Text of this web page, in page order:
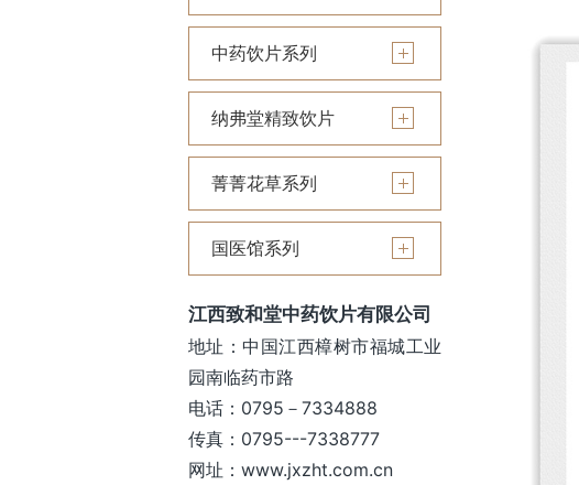
中药饮片系列
纳弗堂精致饮片
菁菁花草系列
国医馆系列
江西致和堂中药饮片有限公司
地址：中国江西樟树市福城工业
园南临药市路
电话：0795－7334888
传真：0795---7338777
网址：www.jxzht.com.cn